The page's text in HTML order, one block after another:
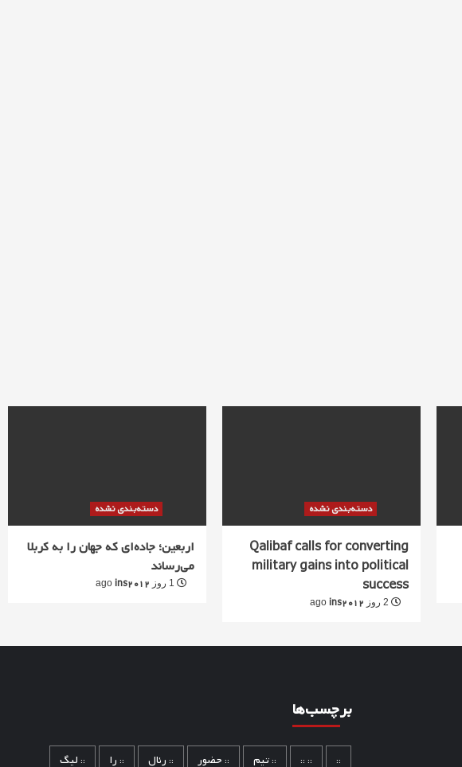
دسته‌بندی نشده
اربعین؛ جاده‌ای که جهان را به کربلا
می‌رساند
ins2012
دسته‌بندی نشده
Qalibaf calls for converting
military gains into political
success
ins2012
برچسب‌ها
::
:: :: :: تیم :: حضور :: رئال :: را :: لیگ